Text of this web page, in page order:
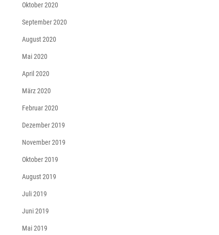
Oktober 2020
September 2020
August 2020
Mai 2020
April 2020
März 2020
Februar 2020
Dezember 2019
November 2019
Oktober 2019
August 2019
Juli 2019
Juni 2019
Mai 2019